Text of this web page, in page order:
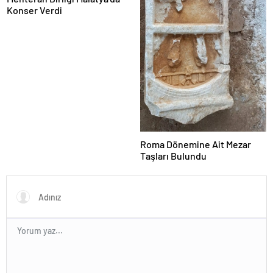
Konser Verdi
Roma Dönemine Ait Mezar
Taşları Bulundu